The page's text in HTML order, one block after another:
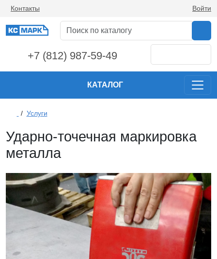
Контакты Войти
+7 (812) 987-59-49
КАТАЛОГ
/ Услуги
Ударно-точечная маркировка
металла